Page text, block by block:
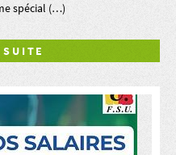
spécial (…)